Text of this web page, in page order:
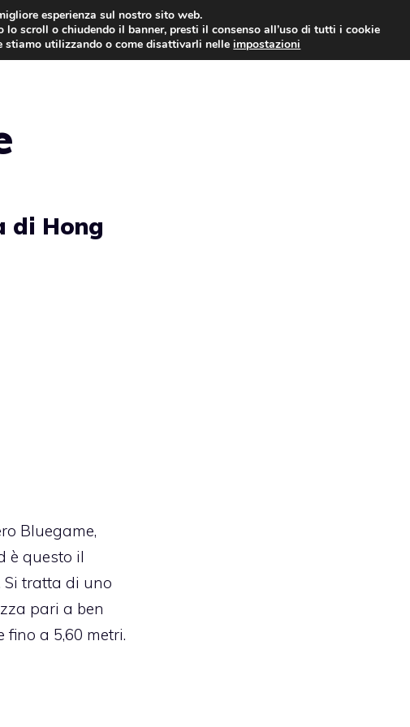
NEWS LEGGI & NORMATIVE
di Hong
Bluegame,
è questo il
Si tratta di uno
pari a ben
a 5,60 metri.
esperienza sul nostro sito web.
lo scroll o chiudendo il banner, presti il consenso all’uso di tutti i cookie
stiamo utilizzando o come disattivarli nelleimpostazioni